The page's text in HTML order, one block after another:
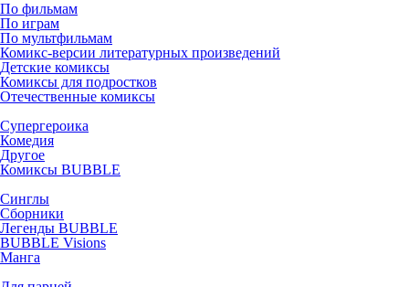
По фильмам
По играм
По мультфильмам
Комикс-версии литературных произведений
Детские комиксы
Комиксы для подростков
Отечественные комиксы
Супергероика
Комедия
Другое
Комиксы BUBBLE
Синглы
Сборники
Легенды BUBBLE
BUBBLE Visions
Манга